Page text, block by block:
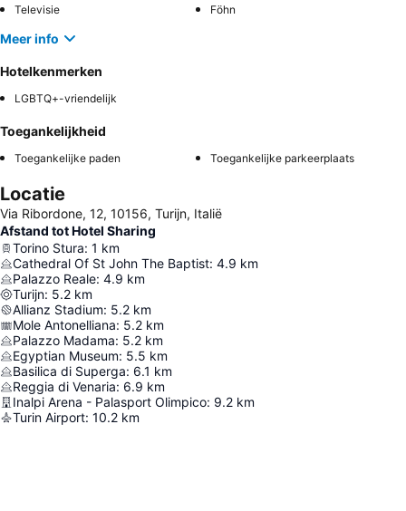
Televisie Föhn
Meer info
Hotelkenmerken
LGBTQ+-vriendelijk
Toegankelijkheid
Toegankelijke paden Toegankelijke parkeerplaats
Locatie
Via Ribordone, 12, 10156, Turijn, Italië
Afstand tot Hotel Sharing
Torino Stura: 1 km
Cathedral Of St John The Baptist: 4.9 km
Palazzo Reale: 4.9 km
Turijn: 5.2 km
Allianz Stadium: 5.2 km
Mole Antonelliana: 5.2 km
Palazzo Madama: 5.2 km
Egyptian Museum: 5.5 km
Basilica di Superga: 6.1 km
Reggia di Venaria: 6.9 km
Inalpi Arena - Palasport Olimpico: 9.2 km
Turin Airport: 10.2 km